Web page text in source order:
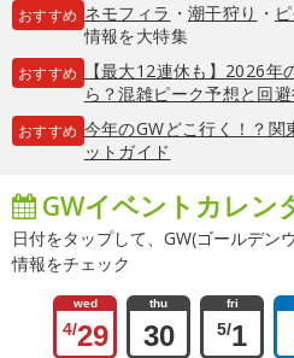
おすすめ ネモフィラ ・ 潮干狩り ・
情報を大特集
おすすめ
【最大12連休も】2026
ら？混雑ピーク予想と回
おすすめ 今年のGWどこ行く！？
ットガイド
GWイベントカレン
日付をタップして、GW(ゴールデン
情報をチェック
wed
4/29
thu
30
fri
5/1